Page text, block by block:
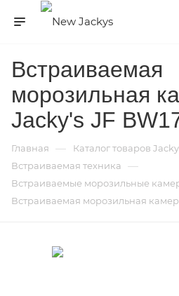
Встраиваемая
морозильная
Jacky's JF
Главная — Каталог товаров
Встраиваемая техника —
Встраиваемые морозильные
Встраиваемая морозильная